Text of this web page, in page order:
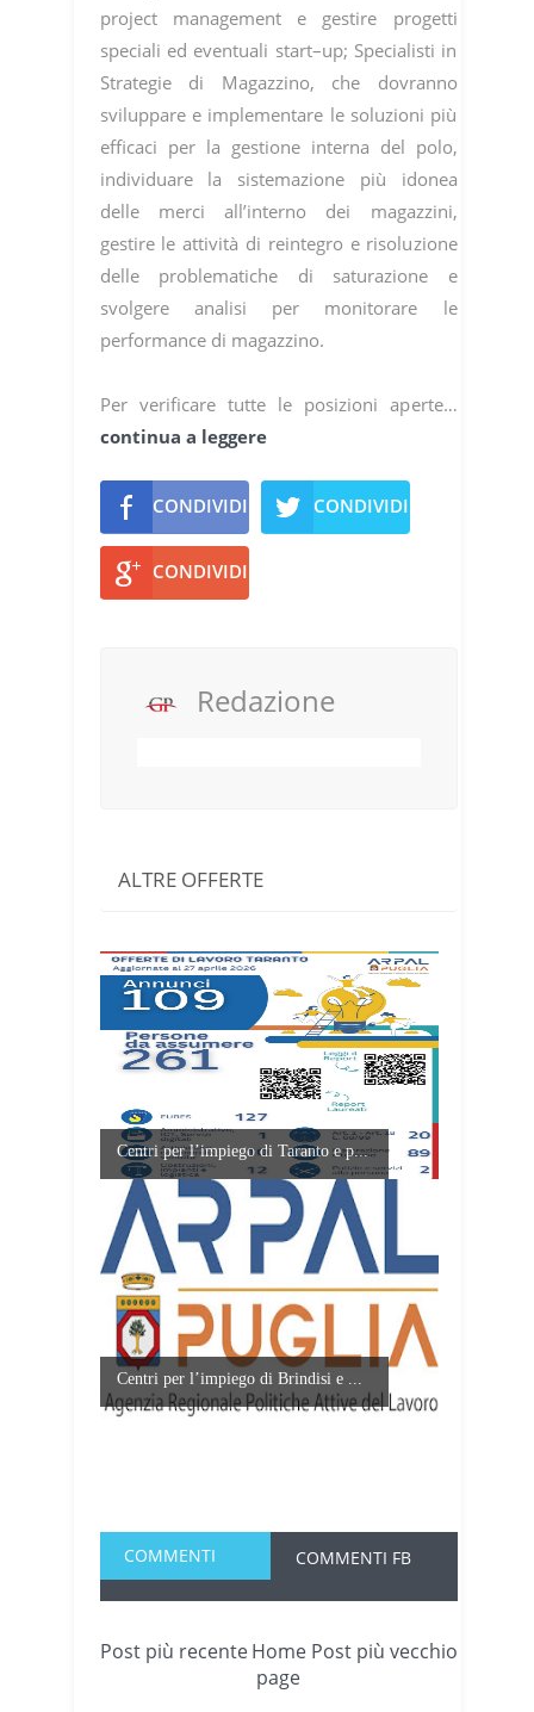
project management e gestire progetti
speciali ed eventuali start–up; Specialisti in
Strategie di Magazzino, che dovranno
sviluppare e implementare le soluzioni più
efficaci per la gestione interna del polo,
individuare la sistemazione più idonea
delle merci all’interno dei magazzini,
gestire le attività di reintegro e risoluzione
delle problematiche di saturazione e
svolgere analisi per monitorare le
performance di magazzino.
Per verificare tutte le posizioni aperte…
continua a leggere
CONDIVIDI CONDIVIDI
CONDIVIDI
Redazione
ALTRE OFFERTE
Centri per l’impiego di Taranto e p...
Centri per l’impiego di Brindisi e ...
COMMENTI COMMENTI FB
Post più recente Post più vecchio
Home
page